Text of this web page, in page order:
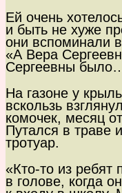
Ей очень
и быть не хуже
они вспоминали
«А Вера
Сергеевны
На газоне у
вскользь
комочек, месяц
Путался в траве
тротуар.
«Кто-то из
в голове, когда